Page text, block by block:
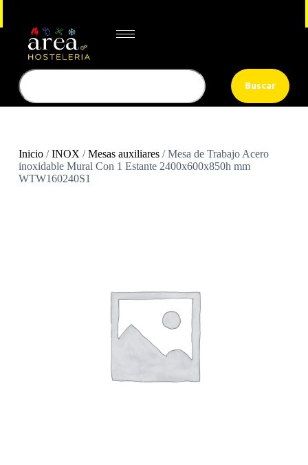
Buscar
Inicio/INOX /Mesas auxiliares/ Mesa de Trabajo Acero
inoxidable Mural Con 1 Estante 2400x600x850h mm
WTW160240S1